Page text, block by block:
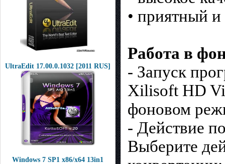
UltraEdit 17.00.0.1032 [2011 RUS]
Windows 7 SP1 x86/x64 13in1
• приятный
Работа в
- Запуск
Xilisoft HD
фоновом
- Действие
Выберите